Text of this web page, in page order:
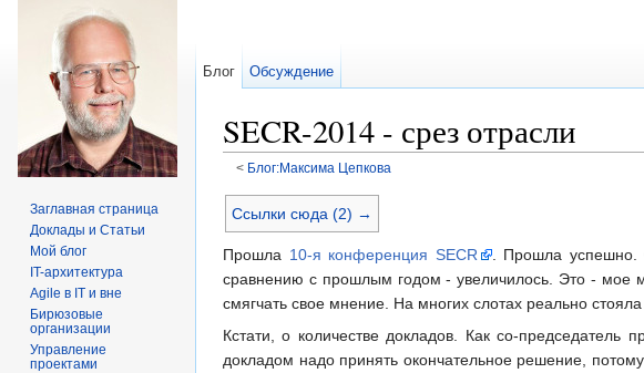
SECR-2014 - срез отрасли
< Блог:Максима Цепкова
Ссылки сюда (2) →
Прошла 10-я конференция SECR
. Прошла успешно.
сравнению с прошлым годом - увеличилось. Это - мое
смягчать свое мнение. На многих слотах реально
Кстати, о количестве докладов. Как со-председатель
докладом надо принять окончательное решение,
Блог Обсуждение
Заглавная страница
Доклады и Статьи
Мой блог
IT-архитектура
Agile в IT и вне
Бирюзовые
организации
Управление
проектами